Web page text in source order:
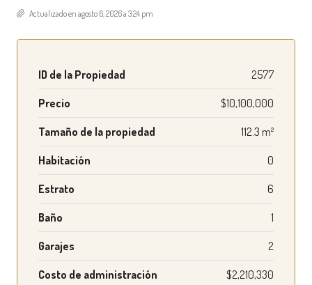
Actualizado en agosto 6, 2026 a 3:24 pm
ID de la Propiedad 2577
Precio $10,100,000
Tamaño de la propiedad 112.3 m²
Habitación 0
Estrato 6
Baño 1
Garajes 2
Costo de administración $2,210,330